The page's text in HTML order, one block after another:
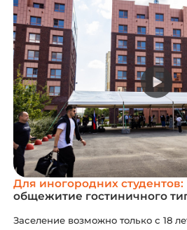
Для иногородних студентов:
общежитие гостиничного
Заселение возможно только с 18